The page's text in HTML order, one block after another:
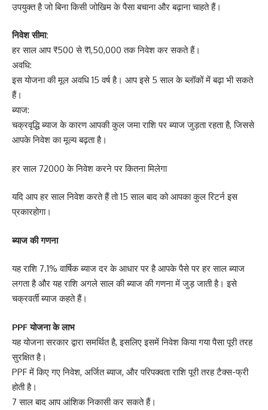
उपयुक्त है जो बिना किसी जोखिम के पैसा बचाना और बढ़ाना चाहते हैं।
निवेश सीमा:
हर साल आप ₹500 से ₹1,50,000 तक निवेश कर सकते हैं।
अवधि:
इस योजना की मूल अवधि 15 वर्ष है। आप इसे 5 साल के ब्लॉकों में बढ़ा भी सकते
हैं।
ब्याज:
चक्रवृद्धि ब्याज के कारण आपकी कुल जमा राशि पर ब्याज जुड़ता रहता है, जिससे
आपके निवेश का मूल्य बढ़ता है।
हर साल 72000 के निवेश करने पर कितना मिलेगा
यदि आप हर साल निवेश करते हैं तो 15 साल बाद को आपका कुल रिटर्न इस
प्रकारहोगा।
ब्याज की गणना
यह राशि 7.1% वार्षिक ब्याज दर के आधार पर है आपके पैसे पर हर साल ब्याज
लगता है और यह राशि अगले साल की ब्याज की गणना में जुड़ जाती है। इसे
चक्रवर्ती ब्याज कहते हैं।
PPF योजना के लाभ
यह योजना सरकार द्वारा समर्थित है, इसलिए इसमें निवेश किया गया पैसा पूरी तरह
सुरक्षित है।
PPF में किए गए निवेश, अर्जित ब्याज, और परिपक्वता राशि पूरी तरह टैक्स-फ्री
होती है।
7 साल बाद आप आंशिक निकासी कर सकते हैं।